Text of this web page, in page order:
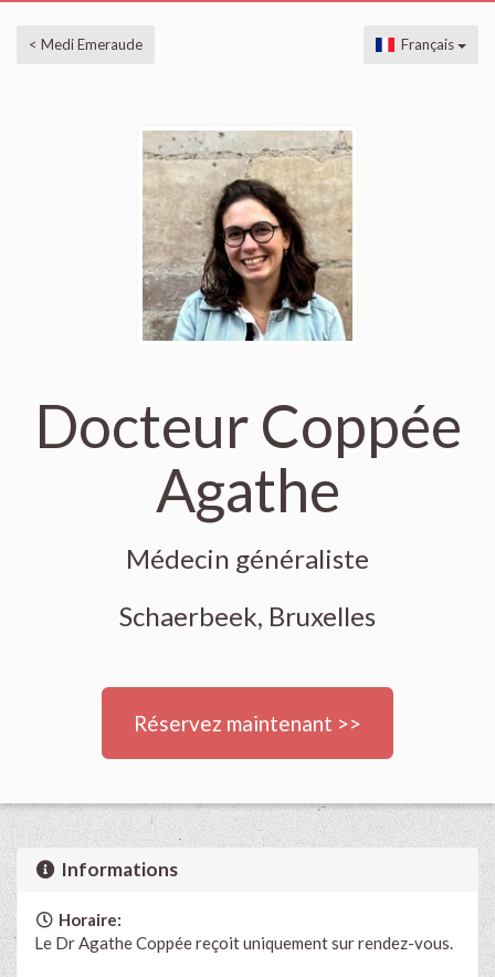
< Medi Emeraude Français
Docteur Coppée
Agathe
Médecin généraliste
Schaerbeek, Bruxelles
Réservez maintenant >>
Informations
Horaire:
Le Dr Agathe Coppée reçoit uniquement sur rendez-vous.